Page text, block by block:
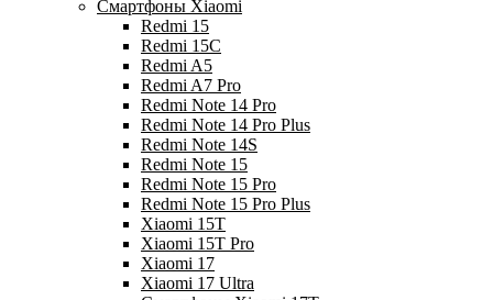
Смартфоны Xiaomi
Redmi 15
Redmi 15C
Redmi A5
Redmi A7 Pro
Redmi Note 14 Pro
Redmi Note 14 Pro Plus
Redmi Note 14S
Redmi Note 15
Redmi Note 15 Pro
Redmi Note 15 Pro Plus
Xiaomi 15T
Xiaomi 15T Pro
Xiaomi 17
Xiaomi 17 Ultra